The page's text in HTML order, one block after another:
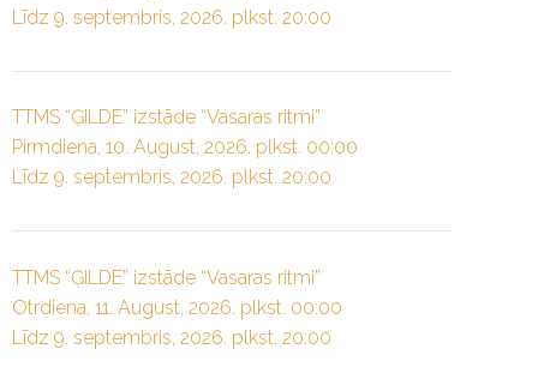
Līdz 9. septembris, 2026. plkst. 20:00
TTMS “ĢILDE” izstāde “Vasaras ritmi”
Pirmdiena, 10. August, 2026. plkst. 00:00
Līdz 9. septembris, 2026. plkst. 20:00
TTMS “ĢILDE” izstāde “Vasaras ritmi”
Otrdiena, 11. August, 2026. plkst. 00:00
Līdz 9. septembris, 2026. plkst. 20:00